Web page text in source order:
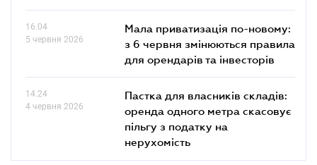
16.04
5 червня 2026
Мала приватизація по-новому:
з 6 червня змінюються правила
для орендарів та інвесторів
14.24
4 червня 2026
Пастка для власників складів:
оренда одного метра скасовує
пільгу з податку на
нерухомість